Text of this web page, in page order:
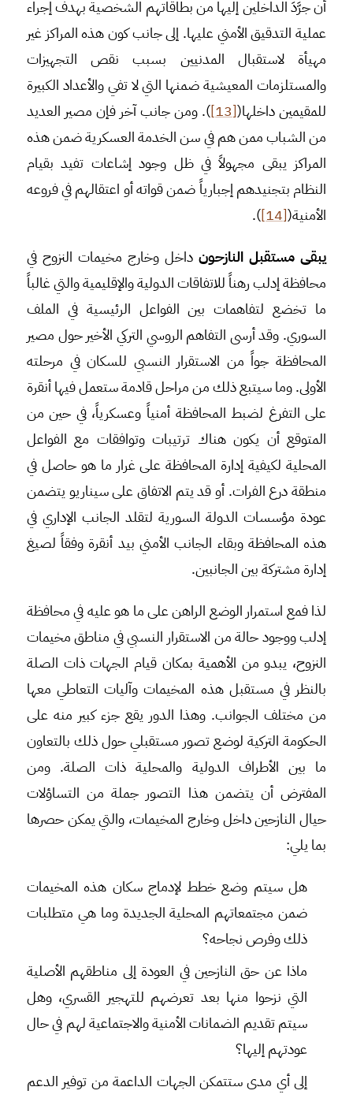
أن جرَّدَ الداخلين إليها من بطاقاتهم الشخصية بهدف إجراء
عملية التدقيق الأمني عليها. إلى جانب كون هذه المراكز غير
مهيأة لاستقبال المدنيين بسبب نقص التجهيزات
والمستلزمات المعيشية ضمنها التي لا تفي والأعداد الكبيرة
للمقيمين داخلها([13]
). ومن جانب آخر فإن مصير العديد
من الشباب ممن هم في سن الخدمة العسكرية ضمن هذه
المراكز يبقى مجهولاً في ظل وجود إشاعات تفيد بقيام
النظام بتجنيدهم إجبارياً ضمن قواته أو اعتقالهم في فروعه
الأمنية([14]
).
يبقى مستقبل النازحونداخل وخارج مخيمات النزوح في
محافظة إدلب رهناً للاتفاقات الدولية والإقليمية والتي غالباً
ما تخضع لتفاهمات بين الفواعل الرئيسية في الملف
السوري. وقد أرسى التفاهم الروسي التركي الأخير حول مصير
المحافظة جواً من الاستقرار النسبي للسكان في مرحلته
الأولى. وما سيتبع ذلك من مراحل قادمة ستعمل فيها أنقرة
على التفرغ لضبط المحافظة أمنياً وعسكرياً، في حين من
المتوقع أن يكون هناك ترتيبات وتوافقات مع الفواعل
المحلية لكيفية إدارة المحافظة على غرار ما هو حاصل في
منطقة درع الفرات. أو قد يتم الاتفاق على سيناريو يتضمن
عودة مؤسسات الدولة السورية لتقلد الجانب الإداري في
هذه المحافظة وبقاء الجانب الأمني بيد أنقرة وفقاً لصيغ
إدارة مشتركة بين الجانبين.
لذا فمع استمرار الوضع الراهن على ما هو عليه في محافظة
إدلب ووجود حالة من الاستقرار النسبي في مناطق مخيمات
النزوح، يبدو من الأهمية بمكان قيام الجهات ذات الصلة
بالنظر في مستقبل هذه المخيمات وآليات التعاطي معها
من مختلف الجوانب. وهذا الدور يقع جزء كبير منه على
الحكومة التركية لوضع تصور مستقبلي حول ذلك بالتعاون
ما بين الأطراف الدولية والمحلية ذات الصلة. ومن
المفترض أن يتضمن هذا التصور جملة من التساؤلات
حيال النازحين داخل وخارج المخيمات، والتي يمكن حصرها
بما يلي:
هل سيتم وضع خطط لإدماج سكان هذه المخيمات
ضمن مجتمعاتهم المحلية الجديدة وما هي متطلبات
ذلك وفرص نجاحه؟
ماذا عن حق النازحين في العودة إلى مناطقهم الأصلية
التي نزحوا منها بعد تعرضهم للتهجير القسري، وهل
سيتم تقديم الضمانات الأمنية والاجتماعية لهم في حال
عودتهم إليها؟
إلى أي مدى ستتمكن الجهات الداعمة من توفير الدعم